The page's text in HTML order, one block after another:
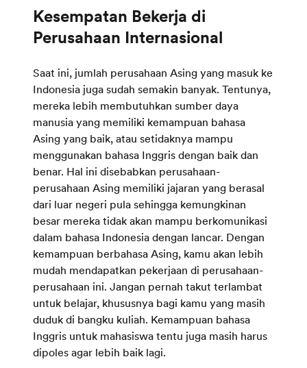
Kesempatan Bekerja di
Perusahaan Internasional
Saat ini, jumlah perusahaan Asing yang masuk ke
Indonesia juga sudah semakin banyak. Tentunya,
mereka lebih membutuhkan sumber daya
manusia yang memiliki kemampuan bahasa
Asing yang baik, atau setidaknya mampu
menggunakan bahasa Inggris dengan baik dan
benar. Hal ini disebabkan perusahaan-
perusahaan Asing memiliki jajaran yang berasal
dari luar negeri pula sehingga kemungkinan
besar mereka tidak akan mampu berkomunikasi
dalam bahasa Indonesia dengan lancar. Dengan
kemampuan berbahasa Asing, kamu akan lebih
mudah mendapatkan pekerjaan di perusahaan-
perusahaan ini. Jangan pernah takut terlambat
untuk belajar, khususnya bagi kamu yang masih
duduk di bangku kuliah. Kemampuan bahasa
Inggris untuk mahasiswa tentu juga masih harus
dipoles agar lebih baik lagi.